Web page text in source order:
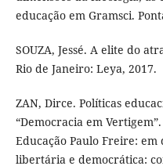
educação em Gramsci.
SOUZA, Jessé. A elite do
Rio de Janeiro: Leya, 2017.
ZAN, Dirce. Políticas
“Democracia em
Educação Paulo Freire: em
libertária e democrática: